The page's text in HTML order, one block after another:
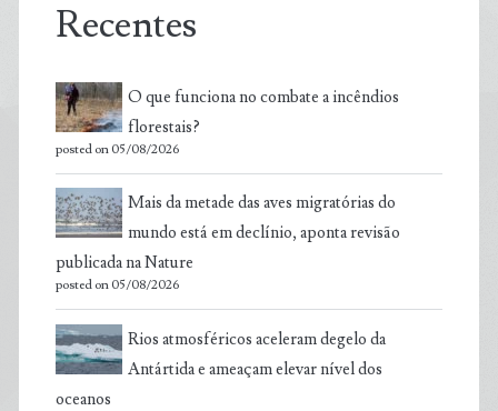
Recentes
O que funciona no combate a incêndios
florestais?
posted on 05/08/2026
Mais da metade das aves migratórias do
mundo está em declínio, aponta revisão
publicada na Nature
posted on 05/08/2026
Rios atmosféricos aceleram degelo da
Antártida e ameaçam elevar nível dos
oceanos